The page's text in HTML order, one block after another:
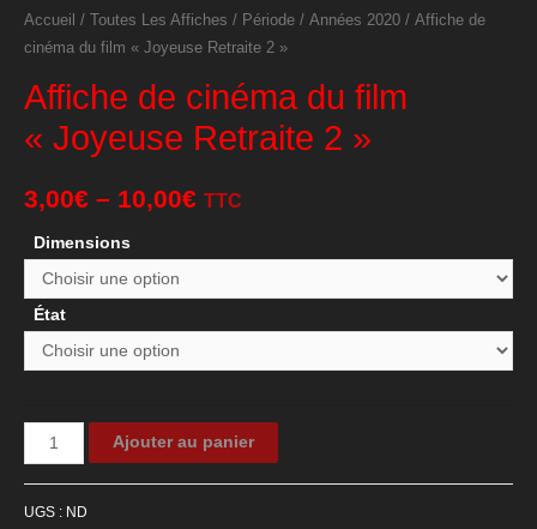
Accueil / Toutes Les Affiches / Période / Années 2020 / Affiche de
cinéma du film « Joyeuse Retraite 2 »
Affiche de cinéma du film
« Joyeuse Retraite 2 »
3,00€ – 10,00€ TTC
Dimensions
État
quantité
de
Ajouter au panier
UGS : ND